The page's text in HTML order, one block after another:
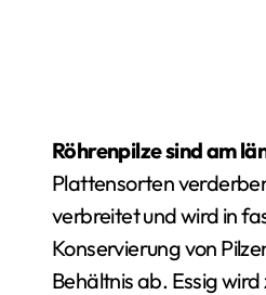
Röhrenpilze sind am
Plattensorten
verbreitet und wird in
Konservierung von
Behältnis ab. Essig